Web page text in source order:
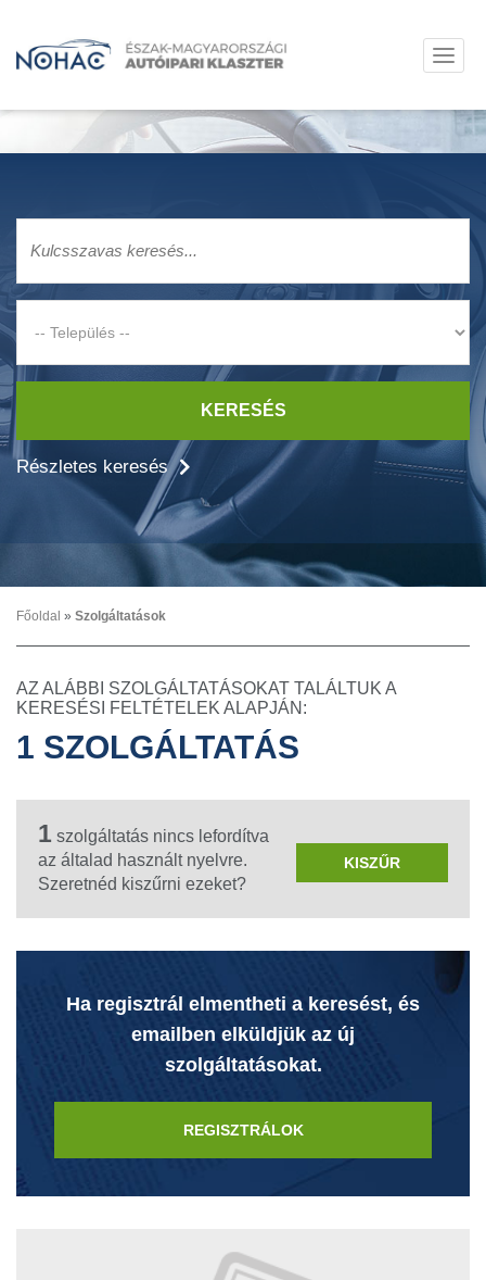
KERESÉS
Részletes keresés
Főoldal » Szolgáltatások
AZ ALÁBBI SZOLGÁLTATÁSOKAT TALÁLTUK A
KERESÉSI FELTÉTELEK ALAPJÁN:
1 SZOLGÁLTATÁS
1 szolgáltatás nincs lefordítva
az általad használt nyelvre.
Szeretnéd kiszűrni ezeket?
KISZŰR
Ha regisztrál elmentheti a keresést, és
emailben elküldjük az új
szolgáltatásokat.
REGISZTRÁLOK